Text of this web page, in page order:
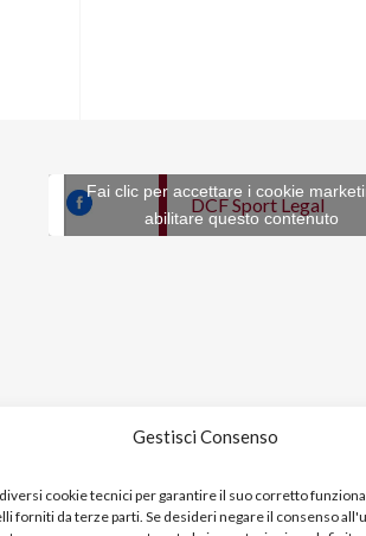
Gestisci Consenso
cookie tecnici per garantire il suo corretto
forniti da terze parti. Se desideri negare il consenso
DCF Sport Legal
Fai clic per accettare i cookie
abilitare questo contenuto